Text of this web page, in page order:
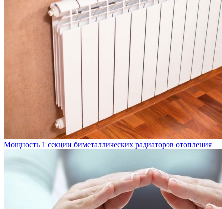
Мощность 1 секции биметаллических радиаторов отопления